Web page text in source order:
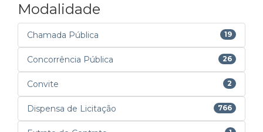
Modalidade
Chamada Pública 19
Concorrência Pública 26
Convite 2
Dispensa de Licitação 766